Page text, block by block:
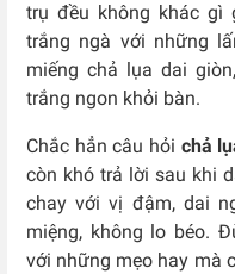
trụ đều không khác gì
trắng ngà với những
miếng chả lụa dai
trắng ngon khỏi bàn.
Chắc hẳn câu hỏi chả
còn khó trả lời sau khi
chay với vị đậm, dai
miệng, không lo béo.
với những mẹo hay mà